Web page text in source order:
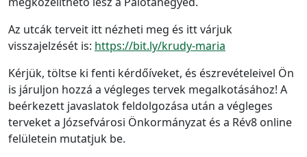
Az utcák terveit itt nézheti meg és itt várjuk
visszajelzését is: https://bit.ly/krudy-maria
Kérjük, töltse ki fenti kérdőíveket, és észrevételeivel Ön
is járuljon hozzá a végleges tervek megalkotásához! A
beérkezett javaslatok feldolgozása után a végleges
terveket a Józsefvárosi Önkormányzat és a Rév8 online
felületein mutatjuk be.